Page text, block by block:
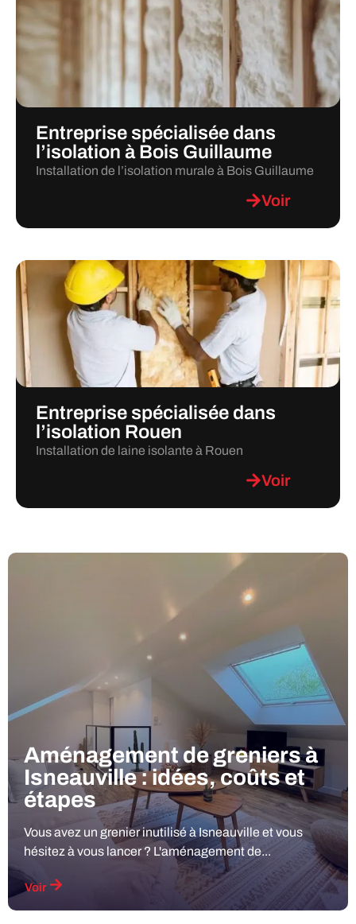
Entreprise spécialisée dans
l’isolation à Bois Guillaume
Installation de l’isolation murale à Bois Guillaume
Voir
Entreprise spécialisée dans
l’isolation Rouen
Installation de laine isolante à Rouen
Voir
Aménagement de greniers à
Isneauville : idées, coûts et
étapes
Vous avez un grenier inutilisé à Isneauville et vous
hésitez à vous lancer ? L'aménagement de...
Voir